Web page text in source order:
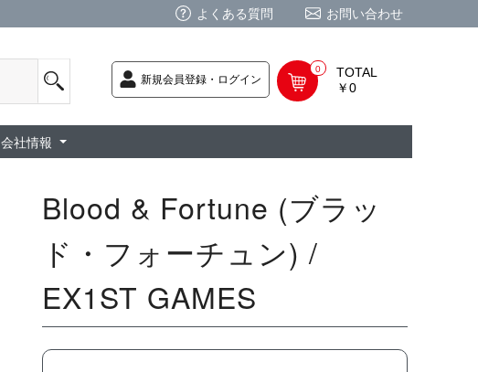
よくある質問 お問い合わせ
新規会員登録・ログイン
0
TOTAL
￥0
会社情報
Blood & Fortune (ブラッ
ド・フォーチュン) /
EX1ST GAMES